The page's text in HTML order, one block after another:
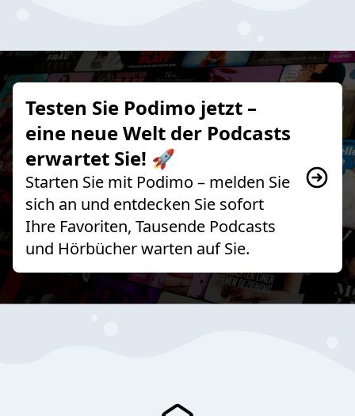
Testen Sie Podimo jetzt –
eine neue Welt der Podcasts
erwartet Sie! 🚀
Starten Sie mit Podimo – melden Sie
sich an und entdecken Sie sofort
Ihre Favoriten, Tausende Podcasts
und Hörbücher warten auf Sie.